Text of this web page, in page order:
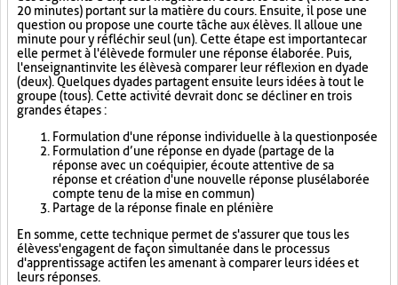
20 minutes) portant sur la matière du cours. Ensuite, il pose une
question ou propose une courte tâche aux élèves. Il alloue une
minute pour y réfléchir seul (un). Cette étape est importante car
elle permet à l'élève de formuler une réponse élaborée. Puis,
l'enseignant invite les élèves à comparer leur réflexion en dyade
(deux). Quelques dyades partagent ensuite leurs idées à tout le
groupe (tous). Cette activité devrait donc se décliner en trois
grandes étapes :
Formulation d'une réponse individuelle à la question posée
Formulation d’une réponse en dyade (partage de la
réponse avec un coéquipier, écoute attentive de sa
réponse et création d'une nouvelle réponse plus élaborée
compte tenu de la mise en commun)
Partage de la réponse finale en plénière
En somme, cette technique permet de s'assurer que tous les
élèves s'engagent de façon simultanée dans le processus
d'apprentissage actif en les amenant à comparer leurs idées et
leurs réponses.